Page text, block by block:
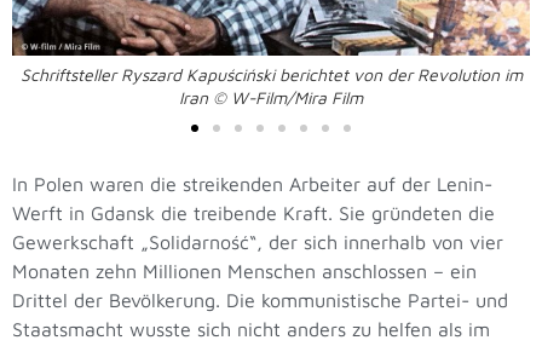
Schriftsteller Ryszard Kapuściński berichtet von der Revolution im
Iran © W-Film/Mira Film
In Polen waren die streikenden Arbeiter auf der Lenin-
Werft in Gdansk die treibende Kraft. Sie gründeten die
Gewerkschaft „Solidarność“, der sich innerhalb von vier
Monaten zehn Millionen Menschen anschlossen – ein
Drittel der Bevölkerung. Die kommunistische Partei- und
Staatsmacht wusste sich nicht anders zu helfen als im